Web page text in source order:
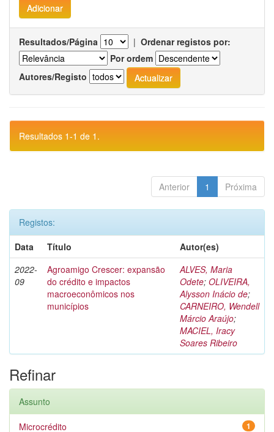
Resultados/Página | Ordenar registos por:
Por ordem
Autores/Registo
Resultados 1-1 de 1.
Anterior 1 Próxima
Registos:
Data
Título
Autor(es)
2022-
09
Agroamigo Crescer: expansão
do crédito e impactos
macroeconômicos nos
municípios
ALVES, Maria
Odete; OLIVEIRA,
Alysson Inácio de;
CARNEIRO, Wendell
Márcio Araújo;
MACIEL, Iracy
Soares Ribeiro
Refinar
Assunto
1
Microcrédito